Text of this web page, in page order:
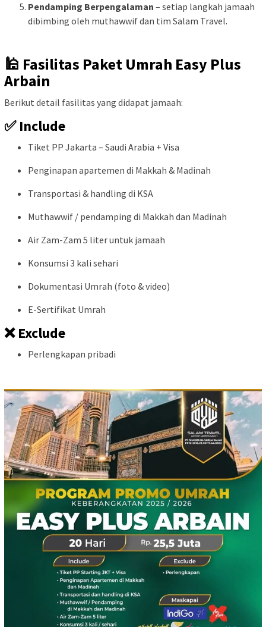
Pendamping Berpengalaman – setiap langkah jamaah
dibimbing oleh muthawwif dan tim Salam Travel.
🕌 Fasilitas Paket Umrah Easy Plus
Arbain
Berikut detail fasilitas yang didapat jamaah:
✅ Include
Tiket PP Jakarta – Saudi Arabia + Visa
Penginapan apartemen di Makkah & Madinah
Transportasi & handling di KSA
Muthawwif / pendamping di Makkah dan Madinah
Air Zam-Zam 5 liter untuk jamaah
Konsumsi 3 kali sehari
Dokumentasi Umrah (foto & video)
E-Sertifikat Umrah
❌ Exclude
Perlengkapan pribadi